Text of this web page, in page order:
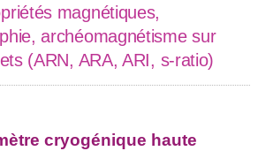
magnétiques,
archéomagnétisme sur
(ARN, ARA, ARI, s-ratio)
cryogénique haute